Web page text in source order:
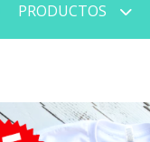
PRODUCTOS